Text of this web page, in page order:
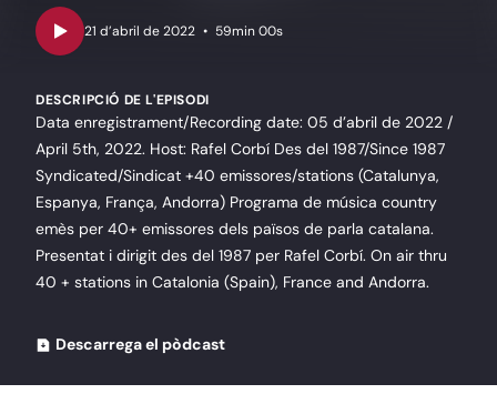
• 59min 00s
DESCRIPCIÓ DE L'EPISODI
Data enregistrament/Recording date: 05 d’abril de 2022 /
April 5th, 2022. Host: Rafel Corbí Des del 1987/Since 1987
Syndicated/Sindicat +40 emissores/stations (Catalunya,
Espanya, França, Andorra) Programa de música country
emès per 40+ emissores dels països de parla catalana.
Presentat i dirigit des del 1987 per Rafel Corbí. On air thru
40 + stations in Catalonia (Spain), France and Andorra.
Descarrega el pòdcast